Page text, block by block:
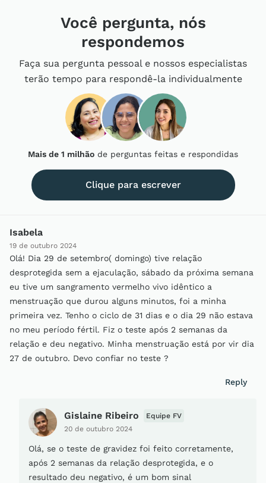
Você pergunta, nós
respondemos
Faça sua pergunta pessoal e nossos especialistas
terão tempo para respondê-la individualmente
Mais de 1 milhão de perguntas feitas e respondidas
Clique para escrever
Isabela
19 de outubro 2024
Olá! Dia 29 de setembro( domingo) tive relação
desprotegida sem a ejaculação, sábado da próxima semana
eu tive um sangramento vermelho vivo idêntico a
menstruação que durou alguns minutos, foi a minha
primeira vez. Tenho o ciclo de 31 dias e o dia 29 não estava
no meu período fértil. Fiz o teste após 2 semanas da
relação e deu negativo. Minha menstruação está por vir dia
27 de outubro. Devo confiar no teste ?
Reply
Gislaine Ribeiro
20 de outubro 2024
Equipe FV
Olá, se o teste de gravidez foi feito corretamente,
após 2 semanas da relação desprotegida, e o
resultado deu negativo, é um bom sinal